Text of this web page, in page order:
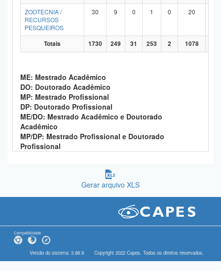
ZOOTECNIA /
RECURSOS
PESQUEIROS
30 9 0 1 0 20
Totais 1730 249 31 253 2 1078
ME: Mestrado Acadêmico
DO: Doutorado Acadêmico
MP: Mestrado Profissional
DP: Doutorado Profissional
ME/DO: Mestrado Acadêmico e Doutorado
Acadêmico
MP/DP: Mestrado Profissional e Doutorado
Profissional
Gerar arquivo XLS
Compatibilidade
Versão do sistema: 3.88.9 Copyright 2022 Capes. Todos os direitos reservados.